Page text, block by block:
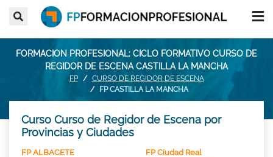
FORMACION PROFESIONAL: CICLO FORMATIVO CURSO DE
REGIDOR DE ESCENA CASTILLA LA MANCHA
FP
CURSO DE REGIDOR DE ESCENA
FP CASTILLA LA MANCHA
Curso Curso de Regidor de Escena por
Provincias y Ciudades
FP ALBACETE
FP Ciudad Real